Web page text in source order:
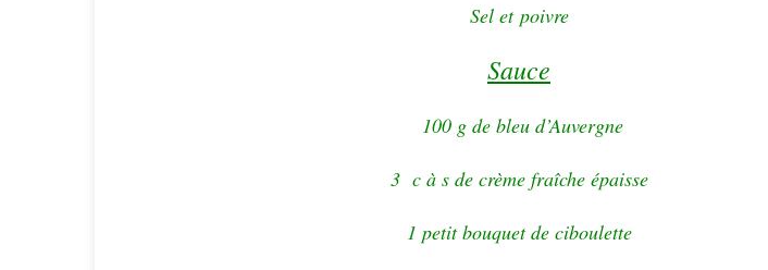
Sel et poivre
Sauce
100 g de bleu d’Auvergne
3 c à s de crème fraîche épaisse
1 petit bouquet de ciboulette